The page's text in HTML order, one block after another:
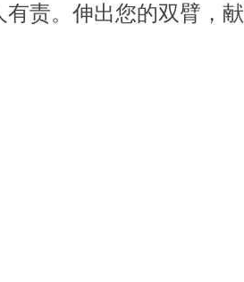
有责。伸出您的双臂，